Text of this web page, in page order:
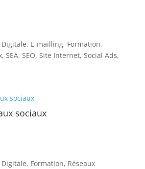
, E-mailling, Formation,
, SEA, SEO, Site Internet, Social Ads,
sociaux
, Formation, Réseaux